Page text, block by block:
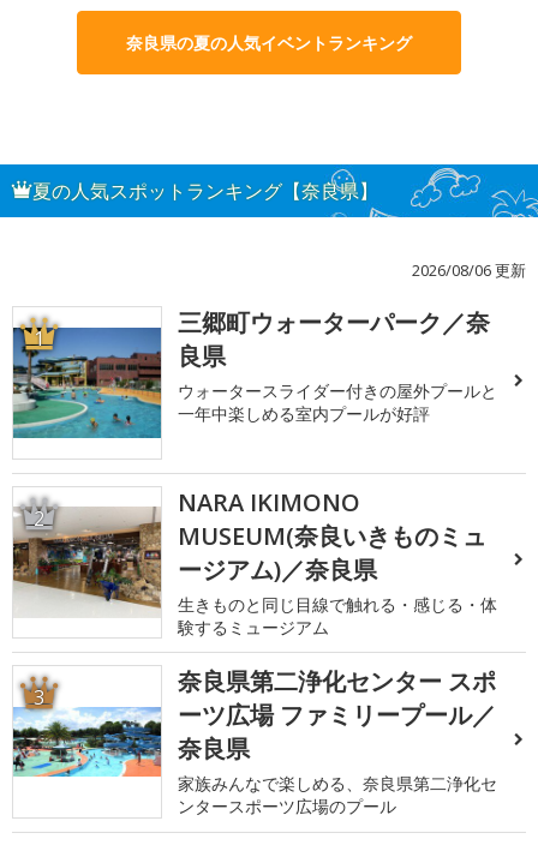
奈良県の夏の人気イベントランキング
夏の人気スポットランキング【奈良県】
2026/08/06 更新
1
三郷町ウォーターパーク／奈
良県
ウォータースライダー付きの屋外プールと
一年中楽しめる室内プールが好評
2
NARA IKIMONO
MUSEUM(奈良いきものミュ
ージアム)／奈良県
生きものと同じ目線で触れる・感じる・体
験するミュージアム
3
奈良県第二浄化センター スポ
ーツ広場 ファミリープール／
奈良県
家族みんなで楽しめる、奈良県第二浄化セ
ンタースポーツ広場のプール